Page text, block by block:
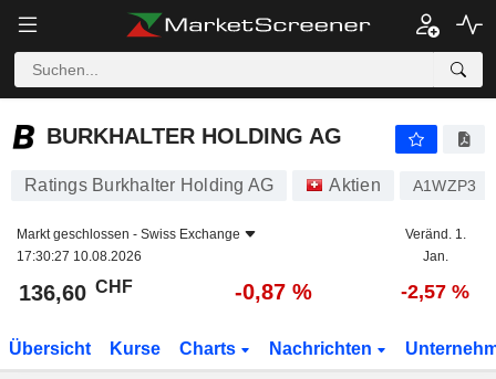
BURKHALTER HOLDING AG
Ratings Burkhalter Holding AG Aktien A1WZP3
Markt geschlossen - Swiss Exchange
17:30:27 10.08.2026
Veränd. 1.
Jan.
136,60 CHF -0,87 % -2,57 %
Übersicht Kurse Charts Nachrichten